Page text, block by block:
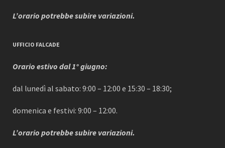
L’orario potrebbe subire variazioni.
UFFICIO FALCADE
Orario estivo dal 1° giugno:
dal lunedì al sabato: 9:00 – 12:00 e 15:30 – 18:30;
domenica e festivi: 9:00 – 12:00.
L’orario potrebbe subire variazioni.